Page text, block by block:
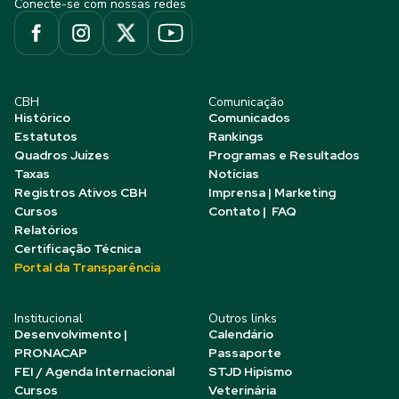
Conecte-se com nossas redes
CBH
Histórico
Estatutos
Quadros Juízes
Taxas
Registros Ativos CBH
Cursos
Relatórios
Certificação Técnica
Portal da Transparência
Comunicação
Comunicados
Rankings
Programas e Resultados
Notícias
Imprensa | Marketing
Contato | FAQ
Institucional
Desenvolvimento |
PRONACAP
FEI / Agenda Internacional
Cursos
Outros links
Calendário
Passaporte
STJD Hipismo
Veterinária